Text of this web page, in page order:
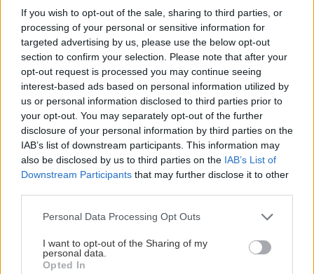
If you wish to opt-out of the sale, sharing to third parties, or
processing of your personal or sensitive information for
targeted advertising by us, please use the below opt-out
section to confirm your selection. Please note that after your
opt-out request is processed you may continue seeing
interest-based ads based on personal information utilized by
us or personal information disclosed to third parties prior to
your opt-out. You may separately opt-out of the further
disclosure of your personal information by third parties on the
IAB’s list of downstream participants. This information may
also be disclosed by us to third parties on the IAB’s List of
Downstream Participants that may further disclose it to other
Personal Data Processing Opt Outs
I want to opt-out of the Sharing of my
personal data.
Opted In
09:37
ΚΡΗΤΗ
Φοιτητική στέγη: Πόλη της Κρήτης στις
ακριβότερες της χώρας με ενοίκια "φωτιά"
09:23
ΕΛΛΑΔΑ
Έξοδος του Αυγούστου: Πάνω από 56.000
ταξιδιώτες αναχωρούν από Αττική
09:19
ΑΘΛΗΤΙΚΑ
09:16
ΑΘΛΗΤΙΚΑ
O Λουίς Φαν Χάαλ βγήκε νικητής στη μάχη με
ΚΡΗΤΗ
Ρέθυμνο: Μήνυμα αισιοδοξίας από τον
τουρισμό μετά τις πυρκαγιές στο νότο
Νότια Κορέα: Διευθυντής τράπεζας
χαρτονομίσματα με πάπιες